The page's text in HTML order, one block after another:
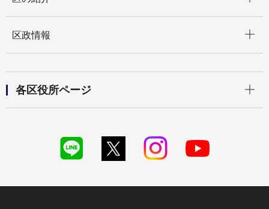
区政情報
各区役所ページ